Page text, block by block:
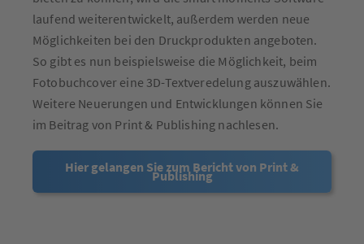
laufend weiterentwickelt, außerdem werden neue
Möglichkeiten bei den Druckprodukten angeboten.
So gibt es nun beispielsweise die Möglichkeit, beim
Fotobuchcover eine 3D-Textveredelung auszuwählen.
Weitere Neuerungen und Entwicklungen können Sie
im Beitrag von Print & Publishing nachlesen.
Hier gelangen Sie zum Bericht von Print &
Publishing